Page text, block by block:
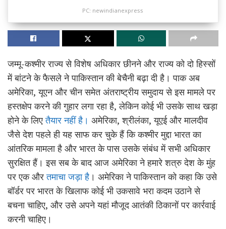
PC: newindianexpress
जम्मू-कश्मीर राज्य से विशेष अधिकार छीनने और राज्य को दो हिस्सों
में बांटने के फैसले ने पाकिस्तान की बेचैनी बढ़ा दी है। पाक अब
अमेरिका, यूएन और चीन समेत अंतराष्ट्रीय समुदाय से इस मामले पर
हस्तक्षेप करने की गुहार लगा रहा है, लेकिन कोई भी उसके साथ खड़ा
होने के लिएतैयार नहीं है। अमेरिका, श्रीलंका, यूएई और मालदीव
जैसे देश पहले ही यह साफ कर चुके हैं कि कश्मीर मुद्दा भारत का
आंतरिक मामला है और भारत के पास उसके संबंध में सभी अधिकार
सुरक्षित हैं। इस सब के बाद आज अमेरिका ने हमारे शत्रु देश के मुंह
पर एक औरतमाचा जड़ा है । अमेरिका ने पाकिस्तान को कहा कि उसे
बॉर्डर पर भारत के खिलाफ कोई भी उकसावे भरा कदम उठाने से
बचना चाहिए, और उसे अपने यहां मौजूद आतंकी ठिकानों पर कार्रवाई
करनी चाहिए।